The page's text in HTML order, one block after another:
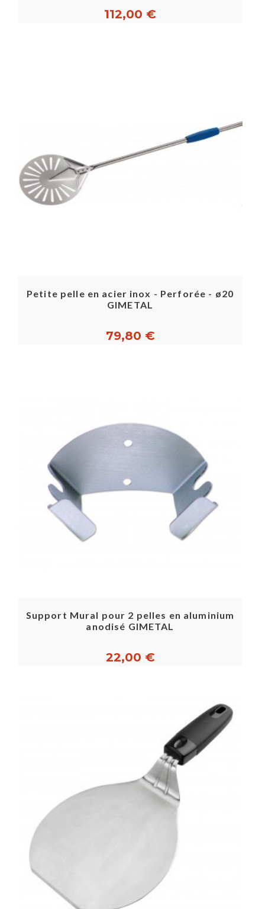
112,00 €
Petite pelle en acier inox - Perforée - ø20
GIMETAL
79,80 €
Support Mural pour 2 pelles en aluminium
anodisé GIMETAL
22,00 €